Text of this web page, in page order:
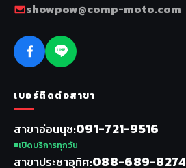
showpow@comp-moto.com
เบอร์ติดต่อสาขา
สาขาอ่อนนุช 091-721-9516
เปิดบริการทุกวัน
สาขาประชาอุทิศ 088-689-8274